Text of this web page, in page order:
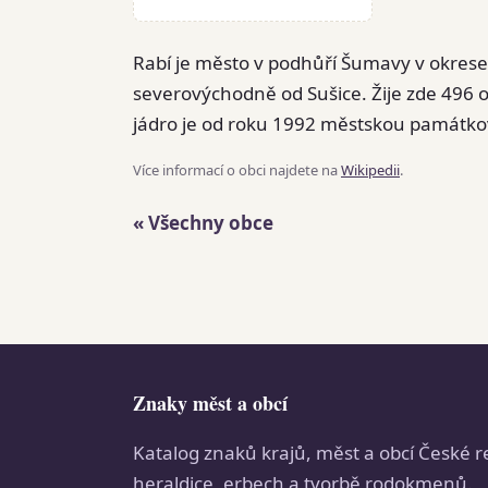
Rabí je město v podhůří Šumavy v
severovýchodně od Sušice. Žije zde
jádro je od roku 1992 městskou
Více informací o obci najdete naWikipedii.
« Všechny obce
Znaky měst a obcí
Katalog znaků krajů, měst a obcí České